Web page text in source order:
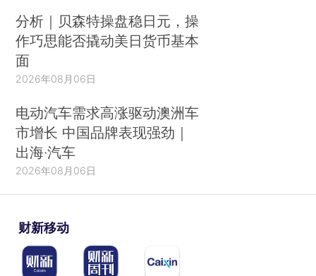
分析｜贝森特操盘稳日元，操
作巧思能否撬动美日货币基本
面
2026年08月06日
电动汽车需求高涨驱动澳洲车
市增长 中国品牌表现强劲｜
出海·汽车
2026年08月06日
财新移动